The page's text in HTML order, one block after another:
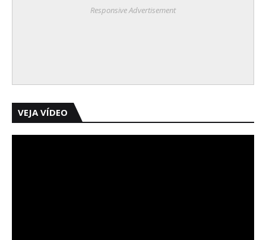
Responsive Advertisement
VEJA VÍDEO